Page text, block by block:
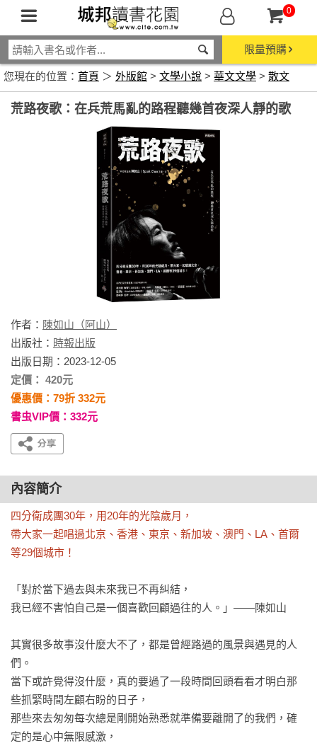
0
限量預購
您現在的位置： 首頁 ＞ 外版館 > 文學小說 > 華文文學 > 散文
荒路夜歌：在兵荒馬亂的路程聽幾首夜深人靜的歌
作者： 陳如山（阿山）
出版社： 時報出版
出版日期：2023-12-05
定價： 420元
優惠價：79折 332元
書虫VIP價：332元
內容簡介
四分衛成團30年，用20年的光陰歲月，
帶大家一起唱過北京、香港、東京、新加坡、澳門、LA、首爾
等29個城市！
「對於當下過去與未來我已不再糾結，
我已經不害怕自己是一個喜歡回顧過往的人。」――陳如山
其實很多故事沒什麼大不了，都是曾經路過的風景與遇見的人
們。
當下或許覺得沒什麼，真的要過了一段時間回頭看看才明白那
些抓緊時間左顧右盼的日子，
那些來去匆匆每次總是剛開始熟悉就準備要離開了的我們，確
定的是心中無限感激，